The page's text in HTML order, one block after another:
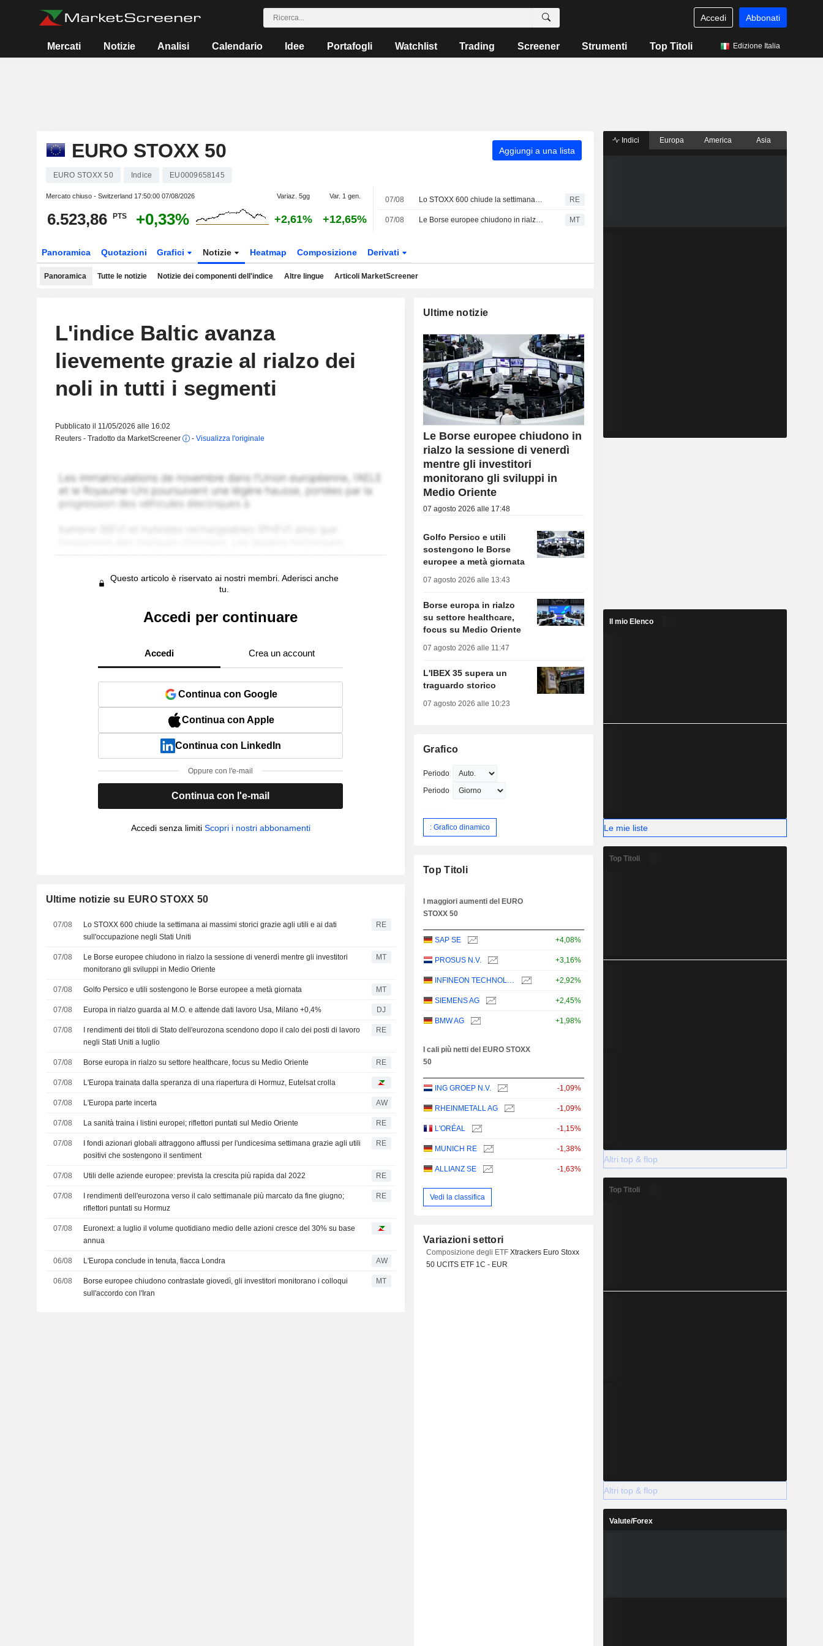
Accedi Abbonati
Mercati Notizie Analisi Calendario Idee Portafogli Watchlist Trading Screener Strumenti Top Titoli Edizione Italia
EURO STOXX 50 Aggiungi a una lista
EURO STOXX 50 Indice EU0009658145
Mercato chiuso - Switzerland 17:50:00 07/08/2026 Variaz. 5gg Var. 1 gen.
6.523,86 PTS +0,33% +2,61% +12,65%
07/08 Lo STOXX 600 chiude la settimana ai massimi storici grazie agli utili e ai dati sull'occupazione negli Stati Uniti RE
07/08 Le Borse europee chiudono in rialzo la sessione di venerdì mentre gli investitori monitorano gli sviluppi in Medio Oriente MT
Panoramica Quotazioni Grafici Notizie Heatmap Composizione Derivati
Panoramica Tutte le notizie Notizie dei componenti dell'indice Altre lingue Articoli MarketScreener
L'indice Baltic avanza
lievemente grazie al rialzo dei
noli in tutti i segmenti
Pubblicato il 11/05/2026 alle 16:02
Reuters - Tradotto da MarketScreener
- Visualizza l'originale
Questo articolo è riservato ai nostri membri. Aderisci anche
tu.
Accedi per continuare
Accedi Crea un account
Continua con Google
Continua con Apple
Continua con LinkedIn
Oppure con l'e-mail
Continua con l'e-mail
Accedi senza limiti Scopri i nostri abbonamenti
Ultime notizie su EURO STOXX 50
07/08
Lo STOXX 600 chiude la settimana ai massimi storici grazie agli utili e ai dati
sull'occupazione negli Stati Uniti
RE
07/08
Le Borse europee chiudono in rialzo la sessione di venerdì mentre gli investitori
monitorano gli sviluppi in Medio Oriente
MT
07/08 Golfo Persico e utili sostengono le Borse europee a metà giornata MT
07/08 Europa in rialzo guarda al M.O. e attende dati lavoro Usa, Milano +0,4% DJ
07/08
I rendimenti dei titoli di Stato dell'eurozona scendono dopo il calo dei posti di lavoro
negli Stati Uniti a luglio
RE
07/08 Borse europa in rialzo su settore healthcare, focus su Medio Oriente RE
07/08 L'Europa trainata dalla speranza di una riapertura di Hormuz, Eutelsat crolla
07/08 L'Europa parte incerta AW
07/08 La sanità traina i listini europei; riflettori puntati sul Medio Oriente RE
07/08
I fondi azionari globali attraggono afflussi per l'undicesima settimana grazie agli utili
positivi che sostengono il sentiment
RE
07/08 Utili delle aziende europee: prevista la crescita più rapida dal 2022 RE
07/08
I rendimenti dell'eurozona verso il calo settimanale più marcato da fine giugno;
riflettori puntati su Hormuz
RE
07/08
Euronext: a luglio il volume quotidiano medio delle azioni cresce del 30% su base
annua
06/08 L'Europa conclude in tenuta, fiacca Londra AW
06/08
Borse europee chiudono contrastate giovedì, gli investitori monitorano i colloqui
sull'accordo con l'Iran
MT
Ultime notizie
Le Borse europee chiudono in
rialzo la sessione di venerdì
mentre gli investitori
monitorano gli sviluppi in
Medio Oriente
07 agosto 2026 alle 17:48
Golfo Persico e utili
sostengono le Borse
europee a metà giornata
07 agosto 2026 alle 13:43
Borse europa in rialzo
su settore healthcare,
focus su Medio Oriente
07 agosto 2026 alle 11:47
L'IBEX 35 supera un
traguardo storico
07 agosto 2026 alle 10:23
Grafico
Periodo
Periodo
: Grafico dinamico
Top Titoli
I maggiori aumenti del EURO
STOXX 50
SAP SE +4,08%
PROSUS N.V. +3,16%
INFINEON TECHNOLOGIES AG +2,92%
SIEMENS AG +2,45%
BMW AG +1,98%
I cali più netti del EURO STOXX
50
ING GROEP N.V. -1,09%
RHEINMETALL AG -1,09%
L'ORÉAL -1,15%
MUNICH RE -1,38%
ALLIANZ SE -1,63%
Vedi la classifica
Variazioni settori
Composizione degli ETFXtrackers Euro Stoxx
50 UCITS ETF 1C - EUR
Indici Europa America Asia
Il mio Elenco
Le mie liste
Top Titoli
Altri top & flop
Top Titoli
Altri top & flop
Valute/Forex